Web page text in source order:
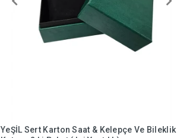
YeŞİL Sert Karton Saat & Kelepçe Ve Bileklik